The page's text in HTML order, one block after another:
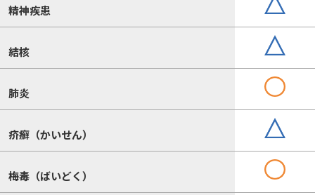
精神疾患
結核
肺炎
疥癬（かいせん）
梅毒（ばいどく）